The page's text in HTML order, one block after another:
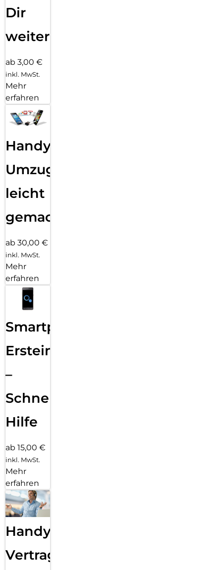
Dir
weiter
ab 3,00 €
inkl. MwSt.
Mehr
erfahren
Handy
Umzug
leicht
gemacht!
ab 30,00 €
inkl. MwSt.
Mehr
erfahren
Smartphone
Ersteinrichtung
–
Schnelle
Hilfe
ab 15,00 €
inkl. MwSt.
Mehr
erfahren
Handy
Vertragsabwicklung